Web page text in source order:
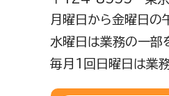
月曜日から金曜日
水曜日は業務の一部
毎月1回日曜日は業